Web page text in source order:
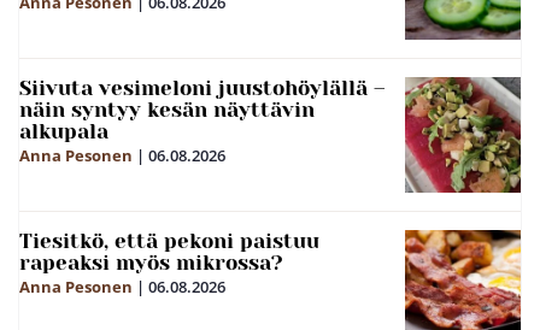
Siivuta vesimeloni juustohöylällä –
näin syntyy kesän näyttävin
alkupala
Anna Pesonen | 06.08.2026
Tiesitkö, että pekoni paistuu
rapeaksi myös mikrossa?
Anna Pesonen | 06.08.2026